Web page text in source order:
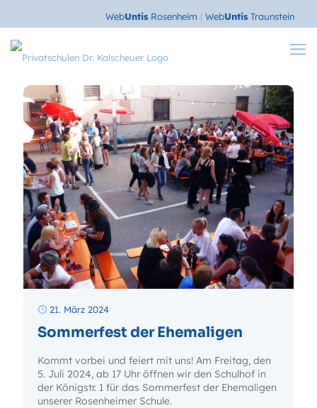
WebUntis Rosenheim | WebUntis Traunstein
21. März 2024
Sommerfest der Ehemaligen
Kommt vorbei und feiert mit uns! Am Freitag, den
5. Juli 2024, ab 17 Uhr öffnen wir den Schulhof in
der Königstr. 1 für das Sommerfest der Ehemaligen
unserer Rosenheimer Schule.